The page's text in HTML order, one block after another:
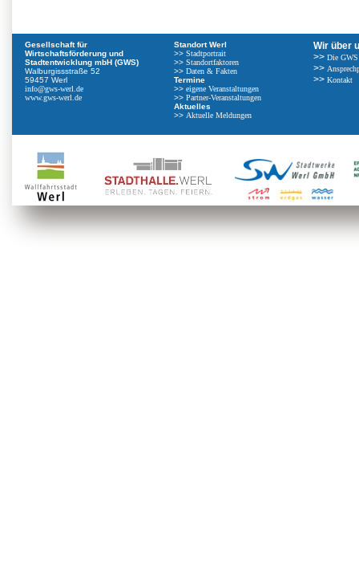
Gesellschaft für
Wirtschaftsförderung und
Stadtentwicklung mbH (GWS)
Walburgissstraße 52
59457 Werl
info@gws-werl.de
www.gws-werl.de
Standort Werl
>> Stadtportrait
>> Standortfaktoren
>> Daten & Fakten
Termine
>> eigene Veranstaltungen
>> Partner-Veranstaltungen
Aktuelles
>> Aktuelle Meldungen
Wir über
>> Die GWS
>>
>> Kontakt